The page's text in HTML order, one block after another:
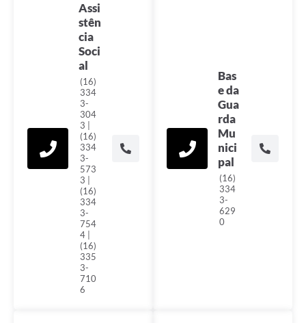
Assi
stên
cia
Soci
al
(16)
334
3-
304
3 |
(16)
334
3-
573
3 |
(16)
334
3-
754
4 |
(16)
335
3-
710
6
Bas
e da
Gua
rda
Mu
nici
pal
(16)
334
3-
629
0